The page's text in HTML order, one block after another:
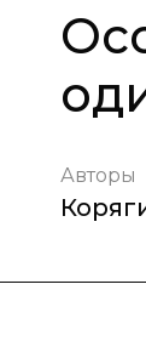
Авторы